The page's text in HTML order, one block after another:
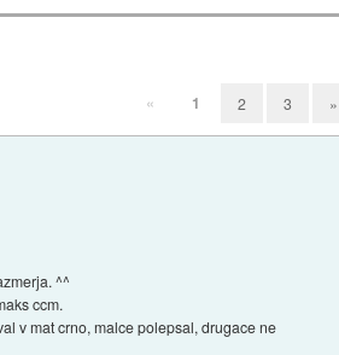
« 1 2 3 »
^^
ccm.
v mat crno, malce polepsal, drugace ne